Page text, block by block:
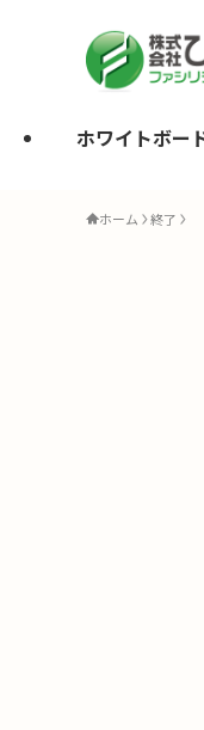
ホワイトボー
ホーム 終了